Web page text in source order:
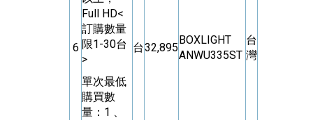
6
Full HD<
訂購數量
限1-30台
>
單次最低
購買數
量：1 、
台32,895
BOXLIGHT
ANWU335ST
台
灣